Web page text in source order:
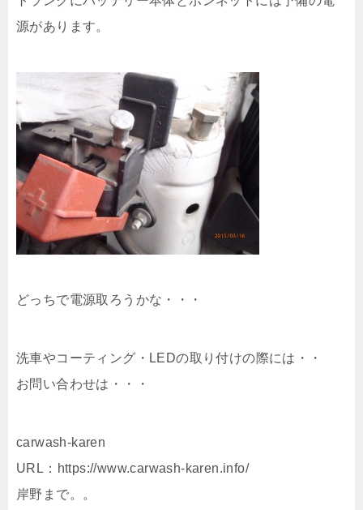
源があります。
どっちで電源取ろうかな・・・
洗車やコーティング・LEDの取り付けの際には・・
お問い合わせは・・・
carwash-karen
URL：https://www.carwash-karen.info/
岸野まで。。